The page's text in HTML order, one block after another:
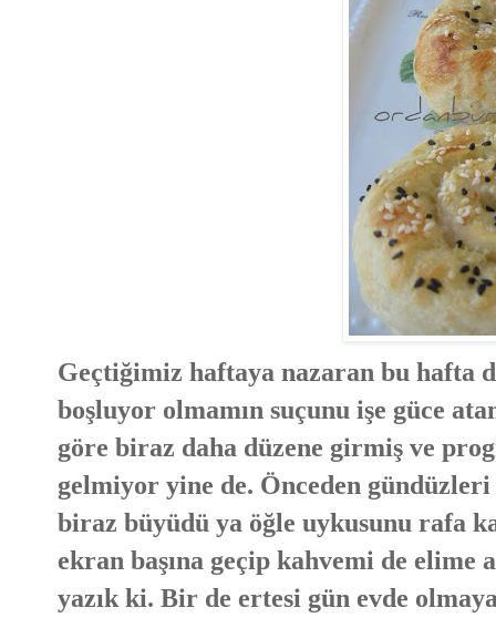
Geçtiğimiz haftaya nazaran bu hafta
boşluyor olmamın suçunu işe güce
göre biraz daha düzene girmiş ve
gelmiyor yine de. Önceden
biraz büyüdü ya öğle uykusunu rafa
ekran başına geçip kahvemi de elime
yazık ki. Bir de ertesi gün evde